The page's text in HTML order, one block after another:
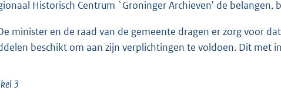
Historisch Centrum `Groninger Archieven' de
minister en de raad van de gemeente dragen er zorg voor
beschikt om aan zijn verplichtingen te voldoen. Dit met
3